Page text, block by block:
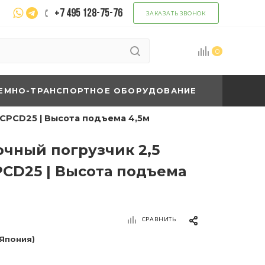
+7 495 128-75-76 ЗАКАЗАТЬ ЗВОНОК
0
ТРАНСПОРТНОЕ ОБОРУДОВАНИЕ
| Высота подъема 4,5м
погрузчик 2,5
| Высота подъема
СРАВНИТЬ